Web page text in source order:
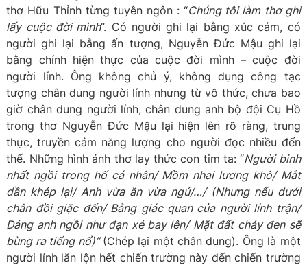
thơ Hữu Thỉnh từng tuyên ngôn : “Chúng tôi làm thơ ghi
lấy cuộc đời mình”. Có người ghi lại bằng xúc cảm, có
người ghi lại bằng ấn tượng, Nguyễn Đức Mậu ghi lại
bằng chính hiện thực của cuộc đời mình – cuộc đời
người lính. Ông không chủ ý, không dụng công tạc
tượng chân dung người lính nhưng từ vô thức, chưa bao
giờ chân dung người lính, chân dung anh bộ đội Cụ Hồ
trong thơ Nguyễn Đức Mậu lại hiện lên rõ ràng, trung
thực, truyền cảm năng lượng cho người đọc nhiều đến
thế. Những hình ảnh thơ lay thức con tim ta: “Người binh
nhất ngồi trong hố cá nhân/ Mồm nhai lương khô/ Mắt
dần khép lại/ Anh vừa ăn vừa ngủ/…/ (Nhưng nếu dưới
chân đồi giặc đến/ Bằng giác quan của người lính trận/
Dáng anh ngồi như đạn xé bay lên/ Mặt đất cháy đen sẽ
bùng ra tiếng nổ)”(Chép lại một chân dung). Ông là một
người lính lăn lộn hết chiến trường này đến chiến trường